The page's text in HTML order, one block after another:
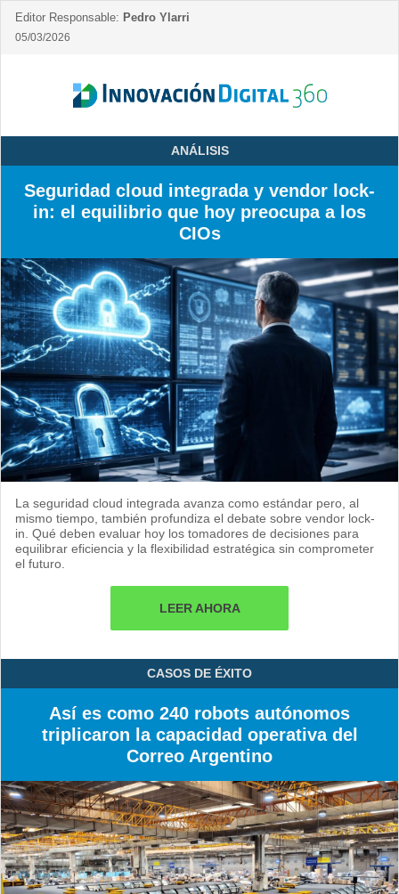
Editor Responsable: Pedro Ylarri
05/03/2026
ANÁLISIS
Seguridad cloud integrada y vendor lock-
in: el equilibrio que hoy preocupa a los
CIOs
La seguridad cloud integrada avanza como estándar pero, al
mismo tiempo, también profundiza el debate sobre vendor lock-
in. Qué deben evaluar hoy los tomadores de decisiones para
equilibrar eficiencia y la flexibilidad estratégica sin comprometer
el futuro.
LEER AHORA
CASOS DE ÉXITO
Así es como 240 robots autónomos
triplicaron la capacidad operativa del
Correo Argentino